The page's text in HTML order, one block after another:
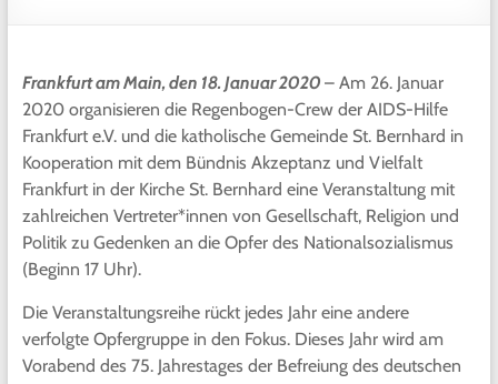
Frankfurt am Main, den 18. Januar 2020 – Am 26. Januar
2020 organisieren die Regenbogen-Crew der AIDS-Hilfe
Frankfurt e.V. und die katholische Gemeinde St. Bernhard in
Kooperation mit dem Bündnis Akzeptanz und Vielfalt
Frankfurt in der Kirche St. Bernhard eine Veranstaltung mit
zahlreichen Vertreter*innen von Gesellschaft, Religion und
Politik zu Gedenken an die Opfer des Nationalsozialismus
(Beginn 17 Uhr).
Die Veranstaltungsreihe rückt jedes Jahr eine andere
verfolgte Opfergruppe in den Fokus. Dieses Jahr wird am
Vorabend des 75. Jahrestages der Befreiung des deutschen